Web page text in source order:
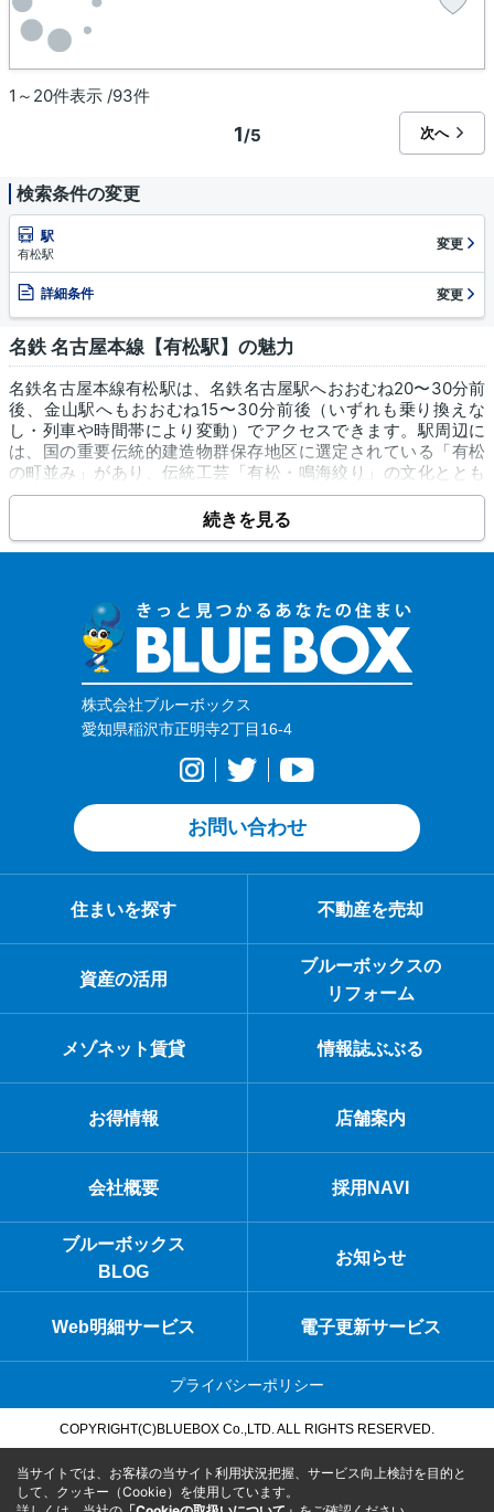
1～20件表示 /93件
1/5 次へ
検索条件の変更
駅
有松駅
変更
詳細条件 変更
名鉄 名古屋本線【有松駅】の魅力
名鉄名古屋本線有松駅は、名鉄名古屋駅へおおむね20〜30分前
後、金山駅へもおおむね15〜30分前後（いずれも乗り換えな
し・列車や時間帯により変動）でアクセスできます。駅周辺に
は、国の重要伝統的建造物群保存地区に選定されている「有松
の町並み」があり、伝統工芸「有松・鳴海絞り」の文化ととも
に、東海道沿いの趣ある景観を楽しめます。一方で、駅に直結
する「イオンタウン有松」があり、スーパー「マックスバリュ
有松駅前店」のほか、各種専門店や飲食店がそろうため、日常
の買い物にも便利です。車移動では国道1号や国道302号（名古
の有松ICも利用しやすい立地のため、電車と車を使い分けなが
ら暮らしたいファミリー層・夫婦世帯にも検討しやすい住環境
続きを見る
株式会社ブルーボックス
愛知県稲沢市正明寺2丁目16-4
お問い合わせ
住まいを探す 不動産を売却
資産の活用
ブルーボックスの
リフォーム
メゾネット賃貸 情報誌ぶぶる
お得情報 店舗案内
会社概要 採用NAVI
ブルーボックス
BLOG
お知らせ
Web明細サービス 電子更新サービス
プライバシーポリシー
COPYRIGHT(C)BLUEBOX Co.,LTD. ALL RIGHTS RESERVED.
当サイトでは、お客様の当サイト利用状況把握、サービス向上検討を目的と
して、クッキー（Cookie）を使用しています。